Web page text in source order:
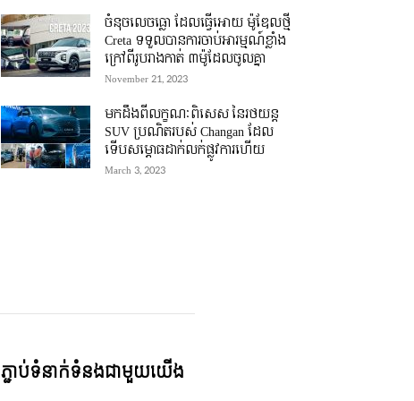
ចំនុចលេចធ្លោ ដែលធ្វើអោយ ម៉ូឌែលថ្មី
Creta ទទួលបានការចាប់អារម្មណ៍ខ្លាំង
ក្រៅពីរូបរាងកាត់ ៣ម៉ូដែលចូលគ្នា
November 21, 2023
មកដឹងពីលក្ខណៈពិសេស នៃរថយន្ត
SUV ប្រណិតរបស់ Changan ដែល
ទើបសម្ភោធដាក់លក់ផ្លូវការហើយ
March 3, 2023
ភ្ជាប់ទំនាក់ទំនងជាមួយយើង